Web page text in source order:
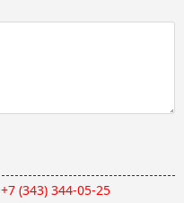
+7 (343) 344-05-25